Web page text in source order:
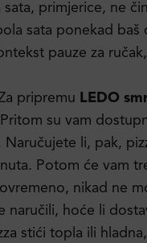
primjerice, ne
sata ponekad baš
pauze za
pripremu LEDO
su vam
Naručujete li, pak,
Potom će vam
nikad ne
naručili, hoće li
stići topla ili